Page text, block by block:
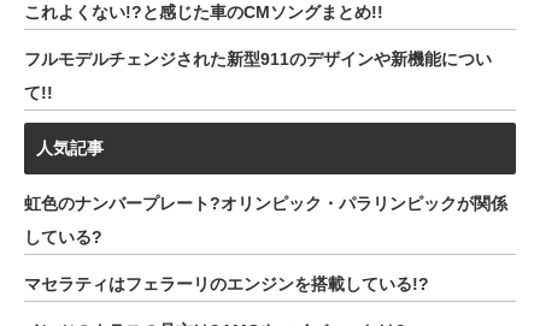
これよくない!?と感じた車のCMソングまとめ!!
フルモデルチェンジされた新型911のデザインや新機能につい
て!!
人気記事
虹色のナンバープレート?オリンピック・パラリンピックが関係
している?
マセラティはフェラーリのエンジンを搭載している!?